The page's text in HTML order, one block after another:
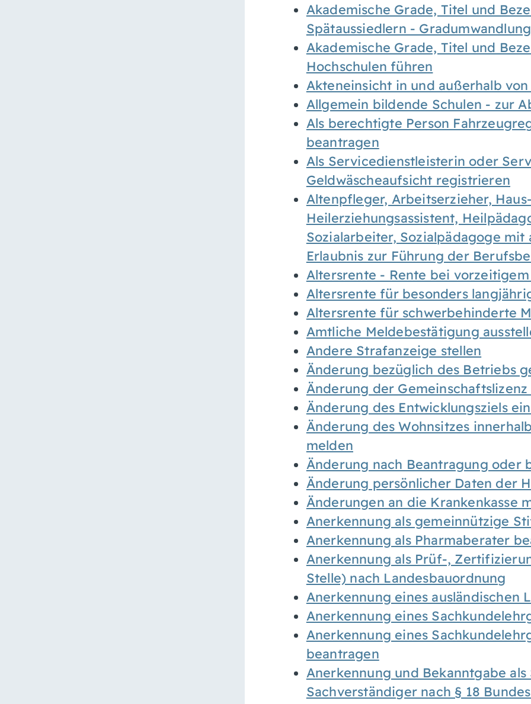
Akademische Grade, Titel und
Spätaussiedlern -
Akademische Grade, Titel und
Hochschulen führen
Akteneinsicht in und außerhalb
Allgemein bildende Schulen - zur
Als berechtigte Person
beantragen
Als Servicedienstleisterin oder
Geldwäscheaufsicht registrieren
Altenpfleger, Arbeitserzieher,
Heilerziehungsassistent,
Sozialarbeiter, Sozialpädagoge
Erlaubnis zur Führung der
Altersrente - Rente bei
Altersrente für besonders
Altersrente für schwerbehinderte
Amtliche Meldebestätigung
Andere Strafanzeige stellen
Änderung bezüglich des Betriebs
Änderung der
Änderung des Entwicklungsziels
Änderung des Wohnsitzes
melden
Änderung nach Beantragung oder
Änderung persönlicher Daten der
Änderungen an die Krankenkasse
Anerkennung als gemeinnützige
Anerkennung als Pharmaberater
Anerkennung als Prüf-,
Stelle) nach Landesbauordnung
Anerkennung eines ausländischen
Anerkennung eines
Anerkennung eines
beantragen
Anerkennung und Bekanntgabe
Sachverständiger nach § 18